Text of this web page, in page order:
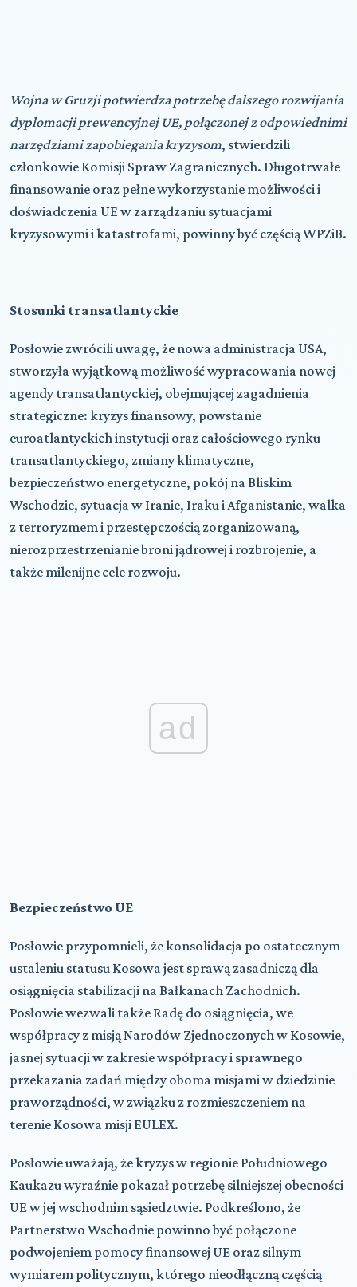
Wojna w Gruzji potwierdza potrzebę dalszego rozwijania
dyplomacji prewencyjnej UE, połączonej z odpowiednimi
narzędziami zapobiegania kryzysom, stwierdzili
członkowie Komisji Spraw Zagranicznych. Długotrwałe
finansowanie oraz pełne wykorzystanie możliwości i
doświadczenia UE w zarządzaniu sytuacjami
kryzysowymi i katastrofami, powinny być częścią WPZiB.
Stosunki transatlantyckie
Posłowie zwrócili uwagę, że nowa administracja USA,
stworzyła wyjątkową możliwość wypracowania nowej
agendy transatlantyckiej, obejmującej zagadnienia
strategiczne: kryzys finansowy, powstanie
euroatlantyckich instytucji oraz całościowego rynku
transatlantyckiego, zmiany klimatyczne,
bezpieczeństwo energetyczne, pokój na Bliskim
Wschodzie, sytuacja w Iranie, Iraku i Afganistanie, walka
z terroryzmem i przestępczością zorganizowaną,
nierozprzestrzenianie broni jądrowej i rozbrojenie, a
także milenijne cele rozwoju.
ad
Bezpieczeństwo UE
Posłowie przypomnieli, że konsolidacja po ostatecznym
ustaleniu statusu Kosowa jest sprawą zasadniczą dla
osiągnięcia stabilizacji na Bałkanach Zachodnich.
Posłowie wezwali także Radę do osiągnięcia, we
współpracy z misją Narodów Zjednoczonych w Kosowie,
jasnej sytuacji w zakresie współpracy i sprawnego
przekazania zadań między oboma misjami w dziedzinie
praworządności, w związku z rozmieszczeniem na
terenie Kosowa misji EULEX.
Posłowie uważają, że kryzys w regionie Południowego
Kaukazu wyraźnie pokazał potrzebę silniejszej obecności
UE w jej wschodnim sąsiedztwie. Podkreślono, że
Partnerstwo Wschodnie powinno być połączone
podwojeniem pomocy finansowej UE oraz silnym
wymiarem politycznym, którego nieodłączną częścią